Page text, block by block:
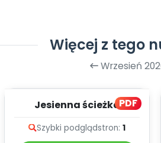
Więcej z tego
Wrzesień
PDF
Jesienna ścieżka
Szybki podglądstron: 1